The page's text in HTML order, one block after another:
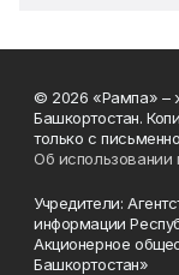
© 2026 «Рампа» –
Башкортостан.
только с
Об использовании
Учредители:
информации
Акционерное
Башкортостан»